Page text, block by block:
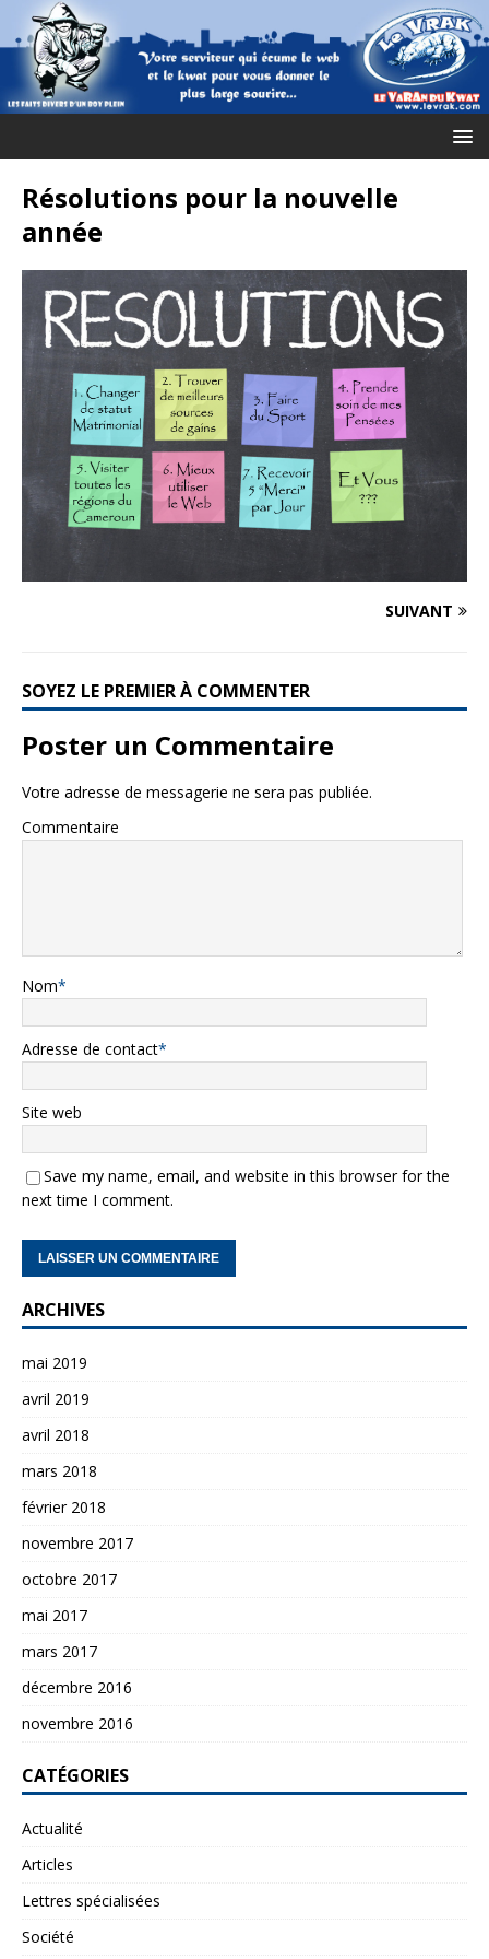
Résolutions pour la nouvelle
année
SUIVANT
SOYEZ LE PREMIER À COMMENTER
Poster un Commentaire
Votre adresse de messagerie ne sera pas publiée.
Commentaire
Nom*
Adresse de contact*
Site web
Save my name, email, and website in this browser for the
next time I comment.
ARCHIVES
mai 2019
avril 2019
avril 2018
mars 2018
février 2018
novembre 2017
octobre 2017
mai 2017
mars 2017
décembre 2016
novembre 2016
CATÉGORIES
Actualité
Articles
Lettres spécialisées
Société